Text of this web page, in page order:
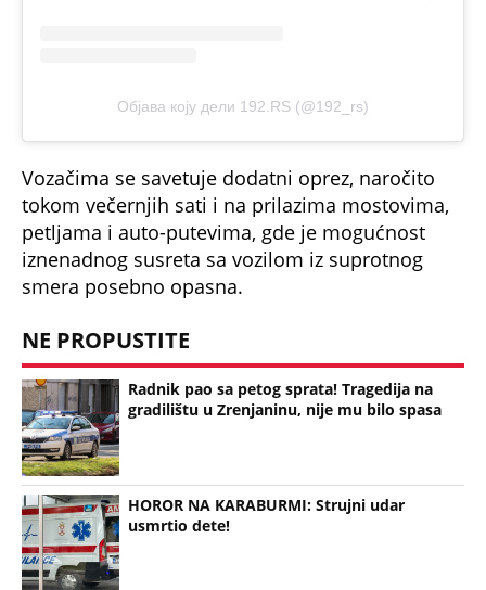
Објава коју дели 192.RS (@192_rs)
Vozačima se savetuje dodatni oprez, naročito
tokom večernjih sati i na prilazima mostovima,
petljama i auto-putevima, gde je mogućnost
iznenadnog susreta sa vozilom iz suprotnog
smera posebno opasna.
NE PROPUSTITE
Radnik pao sa petog sprata! Tragedija na
gradilištu u Zrenjaninu, nije mu bilo spasa
HOROR NA KARABURMI: Strujni udar
usmrtio dete!